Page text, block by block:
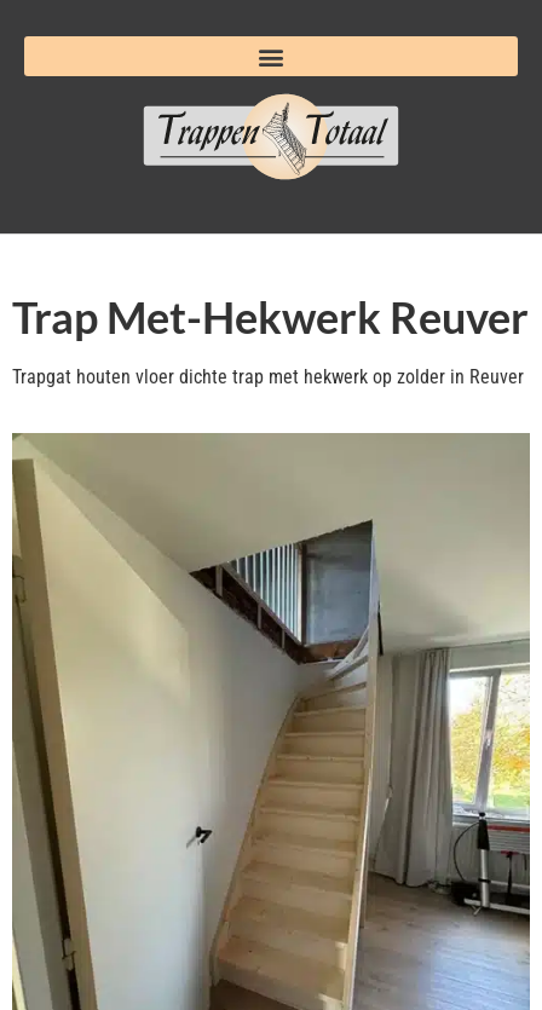
Trap Met-Hekwerk Reuver
Trapgat houten vloer dichte trap met hekwerk op zolder in Reuver